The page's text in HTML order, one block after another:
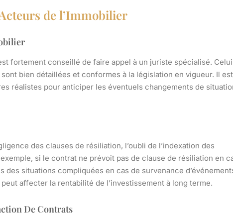
de l’Immobilier
fortement conseillé de faire appel à un juriste spécialisé.
bien détaillées et conformes à la législation en vigueur. Il est
réalistes pour anticiper les éventuels changements de
des clauses de résiliation, l’oubli de l’indexation des
si le contrat ne prévoit pas de clause de résiliation en
situations compliquées en cas de survenance
affecter la rentabilité de l’investissement à long terme.
De Contrats